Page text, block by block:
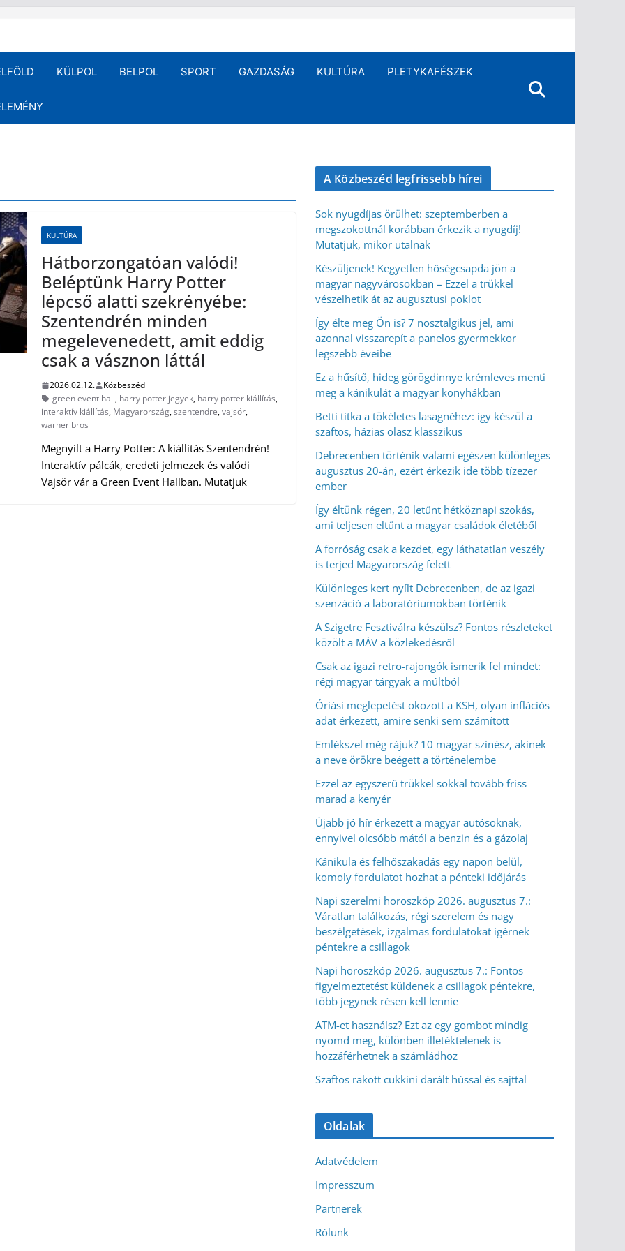
KÜLPOL BELPOL SPORT GAZDASÁG KULTÚRA PLETYKAFÉSZEK
KULTÚRA
Hátborzongatóan valódi!
Beléptünk Harry Potter
lépcső alatti szekrényébe:
Szentendrén minden
megelevenedett, amit eddig
csak a vásznon láttál
2026.02.12.
Közbeszéd
green event hall, harry potter jegyek, harry potter kiállítás,
interaktív kiállítás, Magyarország,szentendre,vajsör,
warner bros
Megnyílt a Harry Potter: A kiállítás Szentendrén!
Interaktív pálcák, eredeti jelmezek és valódi
Vajsör vár a Green Event Hallban. Mutatjuk
A Közbeszéd legfrissebb hírei
Sok nyugdíjas örülhet: szeptemberben a
megszokottnál korábban érkezik a nyugdíj!
Mutatjuk, mikor utalnak
Készüljenek! Kegyetlen hőségcsapda jön a
magyar nagyvárosokban – Ezzel a trükkel
vészelhetik át az augusztusi poklot
Így élte meg Ön is? 7 nosztalgikus jel, ami
azonnal visszarepít a panelos gyermekkor
legszebb éveibe
Ez a hűsítő, hideg görögdinnye krémleves menti
meg a kánikulát a magyar konyhákban
Betti titka a tökéletes lasagnéhez: így készül a
szaftos, házias olasz klasszikus
Debrecenben történik valami egészen különleges
augusztus 20-án, ezért érkezik ide több tízezer
ember
Így éltünk régen, 20 letűnt hétköznapi szokás,
ami teljesen eltűnt a magyar családok életéből
A forróság csak a kezdet, egy láthatatlan veszély
is terjed Magyarország felett
Különleges kert nyílt Debrecenben, de az igazi
szenzáció a laboratóriumokban történik
A Szigetre Fesztiválra készülsz? Fontos részleteket
közölt a MÁV a közlekedésről
Csak az igazi retro-rajongók ismerik fel mindet:
régi magyar tárgyak a múltból
Óriási meglepetést okozott a KSH, olyan inflációs
adat érkezett, amire senki sem számított
Emlékszel még rájuk? 10 magyar színész, akinek
a neve örökre beégett a történelembe
Ezzel az egyszerű trükkel sokkal tovább friss
marad a kenyér
Újabb jó hír érkezett a magyar autósoknak,
ennyivel olcsóbb mától a benzin és a gázolaj
Kánikula és felhőszakadás egy napon belül,
komoly fordulatot hozhat a pénteki időjárás
Napi szerelmi horoszkóp 2026. augusztus 7.:
Váratlan találkozás, régi szerelem és nagy
beszélgetések, izgalmas fordulatokat ígérnek
péntekre a csillagok
Napi horoszkóp 2026. augusztus 7.: Fontos
figyelmeztetést küldenek a csillagok péntekre,
több jegynek résen kell lennie
ATM-et használsz? Ezt az egy gombot mindig
nyomd meg, különben illetéktelenek is
hozzáférhetnek a számládhoz
Szaftos rakott cukkini darált hússal és sajttal
Oldalak
Adatvédelem
Impresszum
Partnerek
Rólunk